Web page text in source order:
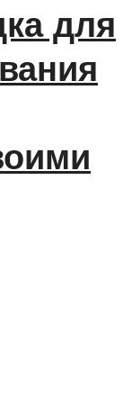
для